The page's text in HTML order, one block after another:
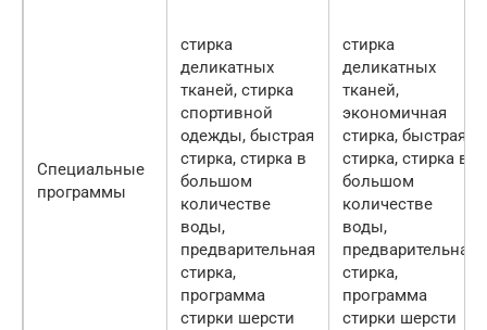
Специальные
программы
стирка
деликатных
тканей, стирка
спортивной
одежды, быстрая
стирка, стирка в
большом
количестве
воды,
предварительная
стирка,
программа
стирки шерсти
стирка
деликатных
тканей,
экономичная
стирка, быстрая
стирка, стирка в
большом
количестве
воды,
предварительная
стирка,
программа
стирки шерсти